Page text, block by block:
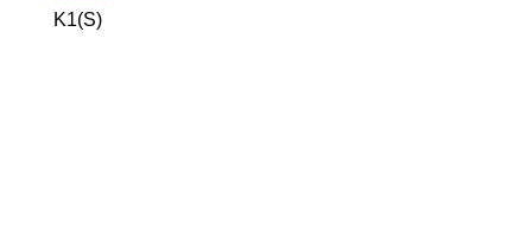
K1(S)